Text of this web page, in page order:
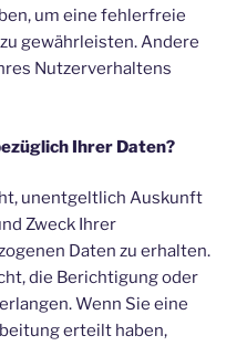
um eine fehlerfreie
gewährleisten. Andere
Nutzerverhaltens
Ihrer Daten?
unentgeltlich Auskunft
Zweck Ihrer
Daten zu erhalten.
die Berichtigung oder
Wenn Sie eine
erteilt haben,